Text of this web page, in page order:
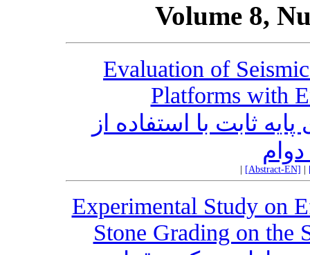
Volume 8,
Evaluation of
Platforms with
ثابت با استفاده از
[Abstract-EN]
Experimental Study on
Stone Grading on the